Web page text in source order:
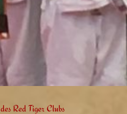
Red Tiger Clubs